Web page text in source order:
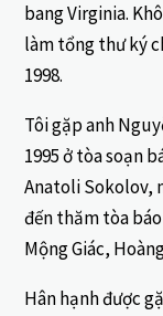
bang Virginia.
làm tổng thư ký
1998.
Tôi gặp anh
1995 ở tòa soạn
Anatoli Sokolov,
đến thăm tòa
Mộng Giác,
Hân hạnh được